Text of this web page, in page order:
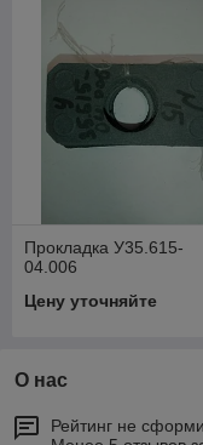
Прокладка У35.615-
04.006
Цену уточняйте
О нас
Рейтинг не